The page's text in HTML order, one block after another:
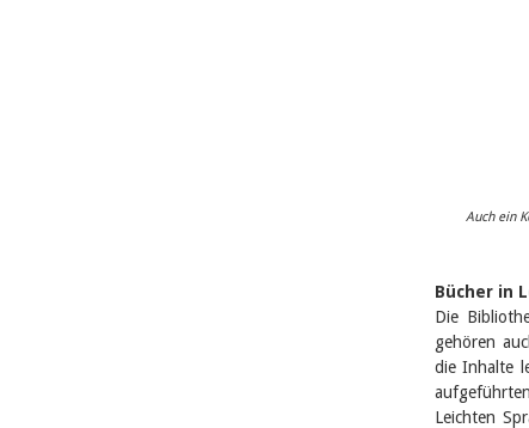
Auch ein
Bücher in
Die
gehören
die Inhalte
Leichten